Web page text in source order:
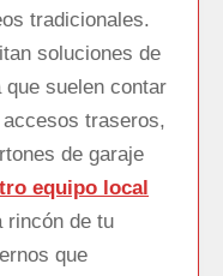
tradicionales.
soluciones de
suelen contar
traseros,
de garaje
equipo local
rincón de tu
que